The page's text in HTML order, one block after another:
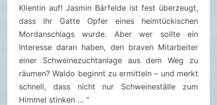
L
I
N
:
E
Klientin auf! Jasmin Bärfelde ist fest überzeugt,
dass ihr Gatte Opfer eines heimtückischen
Mordanschlags wurde. Aber wer sollte ein
Interesse daran haben, den braven Mitarbeiter
einer Schweinezuchtanlage aus dem Weg zu
räumen? Waldo beginnt zu ermitteln – und merkt
schnell, dass nicht nur Schweineställe zum
Himmel stinken … “